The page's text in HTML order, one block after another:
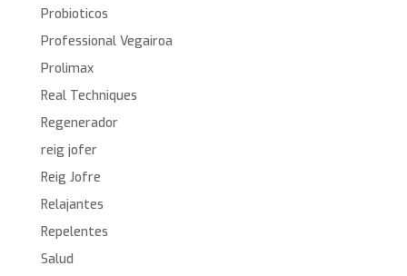
Probioticos
Professional Vegairoa
Prolimax
Real Techniques
Regenerador
reig jofer
Reig Jofre
Relajantes
Repelentes
Salud